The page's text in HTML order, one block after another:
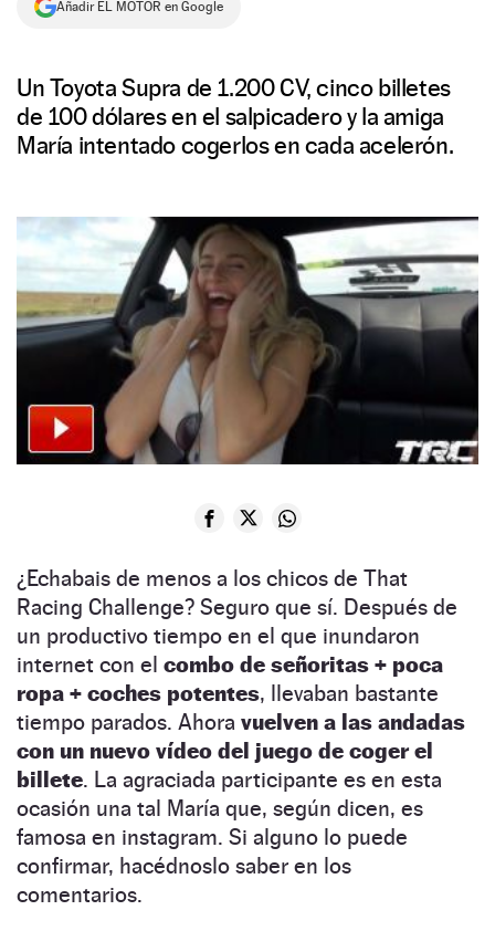
SÍGUENOS
Añadir EL MOTOR en Google
Un Toyota Supra de 1.200 CV, cinco billetes
de 100 dólares en el salpicadero y la amiga
María intentado cogerlos en cada acelerón.
¿Echabais de menos a los chicos de That
Racing Challenge? Seguro que sí. Después de
un productivo tiempo en el que inundaron
internet con el combo de señoritas + poca
ropa + coches potentes, llevaban bastante
tiempo parados. Ahora vuelven a las andadas
con un nuevo vídeo del juego de coger el
billete. La agraciada participante es en esta
ocasión una tal María que, según dicen, es
famosa en instagram. Si alguno lo puede
confirmar, hacédnoslo saber en los
comentarios.